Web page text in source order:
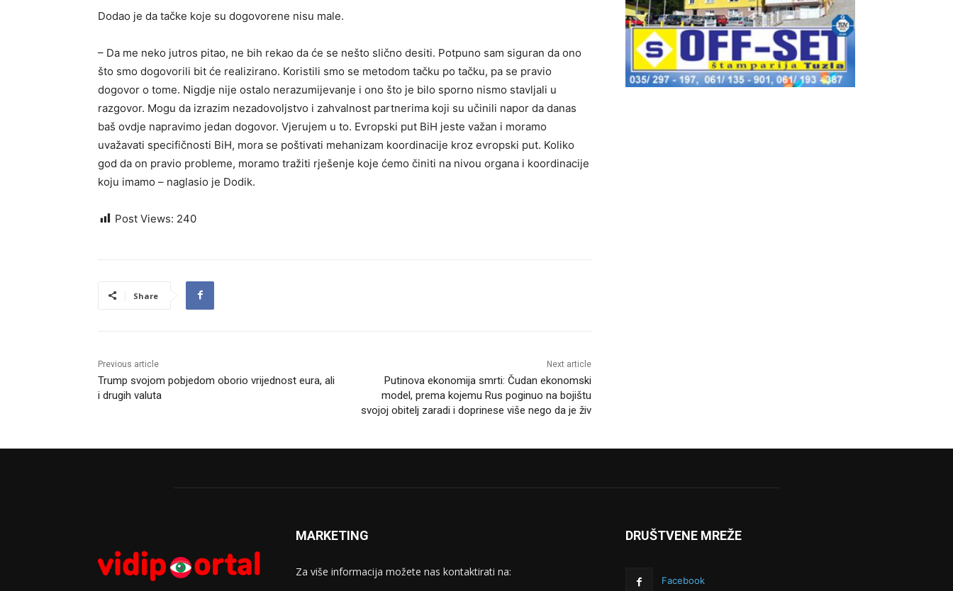
Dodao je da tačke koje su dogovorene nisu male.
– Da me neko jutros pitao, ne bih rekao da će se nešto slično desiti. Potpuno sam siguran da ono
što smo dogovorili bit će realizirano. Koristili smo se metodom tačku po tačku, pa se pravio
dogovor o tome. Nigdje nije ostalo nerazumijevanje i ono što je bilo sporno nismo stavljali u
razgovor. Mogu da izrazim nezadovoljstvo i zahvalnost partnerima koji su učinili napor da danas
baš ovdje napravimo jedan dogovor. Vjerujem u to. Evropski put BiH jeste važan i moramo
uvažavati specifičnosti BiH, mora se poštivati mehanizam koordinacije kroz evropski put. Koliko
god da on pravio probleme, moramo tražiti rješenje koje ćemo činiti na nivou organa i koordinacije
koju imamo – naglasio je Dodik.
Post Views: 240
Share
Previous article
Trump svojom pobjedom oborio vrijednost eura, ali
i drugih valuta
Next article
Putinova ekonomija smrti: Čudan ekonomski
model, prema kojemu Rus poginuo na bojištu
svojoj obitelj zaradi i doprinese više nego da je živ
MARKETING
Za više informacija možete nas kontaktirati na:
DRUŠTVENE MREŽE
Facebook